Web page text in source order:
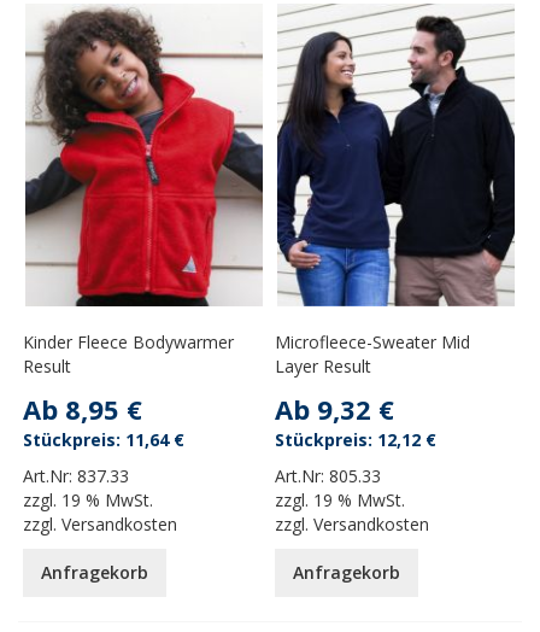
Kinder Fleece Bodywarmer
Result
Ab 8,95 €
Art.Nr:837.33
zzgl. 19 % MwSt.
zzgl.Versandkosten
11,64 €
Anfragekorb
Microfleece-Sweater Mid
Layer Result
Ab 9,32 €
Art.Nr:805.33
zzgl. 19 % MwSt.
zzgl.Versandkosten
12,12 €
Anfragekorb